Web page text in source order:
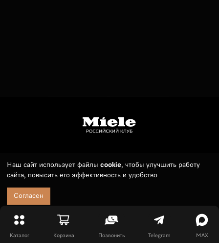
Наш сайт использует файлы cookie, чтобы улучшить работу
сайта, повысить его эффективность и удобство
Согласен
Каталог Корзина Позвонить Telegram MAX
Телефон: 7 (495) 789 19 55
E-mail:sales@russianmieleclub.ru
Заказ можно оформить круглосуточно. Менеджер свяжется с
Оплата и доставка
Сервис